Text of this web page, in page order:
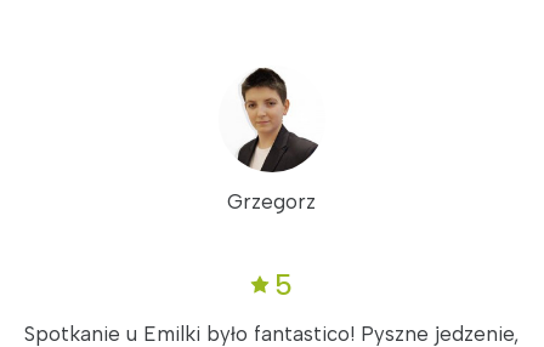
Grzegorz
5
Spotkanie u Emilki było fantastico! Pyszne jedzenie,